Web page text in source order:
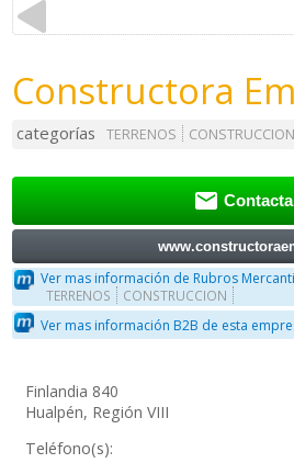
Constructora
categorías TERRENOS CONSTRUCCION

Ver mas información de Rubros
TERRENOS CONSTRUCCION
Ver mas información B2B de esta
Finlandia 840
Hualpén, Región VIII
Teléfono(s):